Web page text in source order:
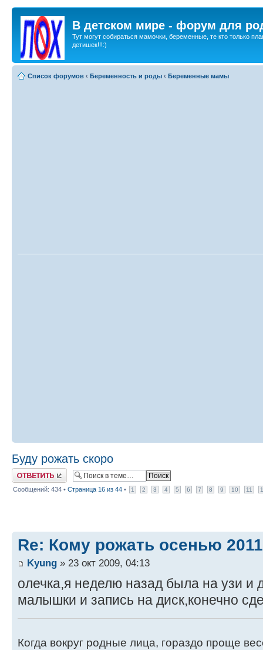
В детском мире - форум для
Тут могут собираться мамочки, беременные, те кто только
детишек!!!:)
Список форумов ‹ Беременность и роды ‹ Беременные мамы
Буду рожать скоро
Ответить
Сообщений: 434 • Страница 16 из 44 • 1 2 3 4 5 6 7 8 9 10 11
Re: Кому рожать осенью
Kyung » 23 окт 2009, 04:13
олечка,я неделю назад была на узи и
малышки и запись на диск,конечно
Когда вокруг родные лица, гораздо проще